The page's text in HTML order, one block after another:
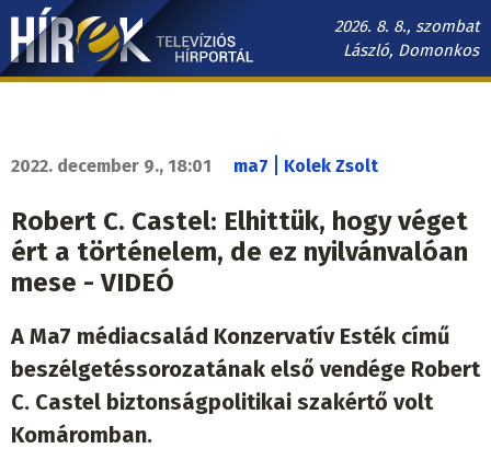
Ugrás
tartalomra
2026. 8. 8., szombat
László, Domonkos
Hírek.sk
2022. december 9., 18:01 ma7 Kolek Zsolt
Robert C. Castel: Elhittük, hogy véget
ért a történelem, de ez nyilvánvalóan
mese - VIDEÓ
A Ma7 médiacsalád Konzervatív Esték című
beszélgetéssorozatának első vendége Robert
C. Castel biztonságpolitikai szakértő volt
Komáromban.